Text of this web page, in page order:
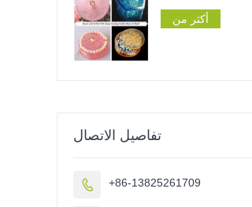
أكثر من
تفاصيل الاتصال
 +86-13825261709